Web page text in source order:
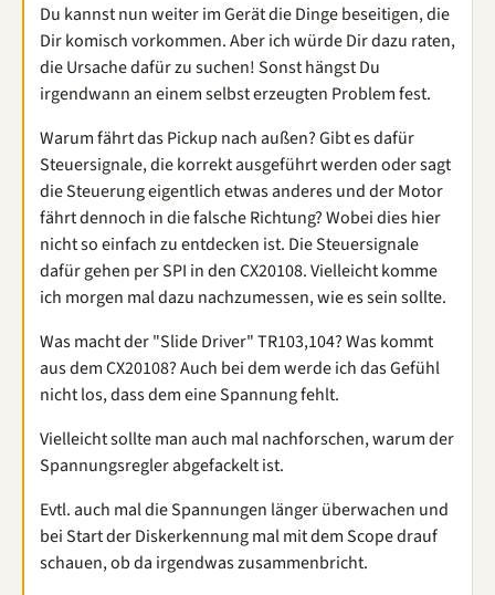
Du kannst nun weiter im Gerät die Dinge beseitigen, die
Dir komisch vorkommen. Aber ich würde Dir dazu raten,
die Ursache dafür zu suchen! Sonst hängst Du
irgendwann an einem selbst erzeugten Problem fest.
Warum fährt das Pickup nach außen? Gibt es dafür
Steuersignale, die korrekt ausgeführt werden oder sagt
die Steuerung eigentlich etwas anderes und der Motor
fährt dennoch in die falsche Richtung? Wobei dies hier
nicht so einfach zu entdecken ist. Die Steuersignale
dafür gehen per SPI in den CX20108. Vielleicht komme
ich morgen mal dazu nachzumessen, wie es sein sollte.
Was macht der "Slide Driver" TR103,104? Was kommt
aus dem CX20108? Auch bei dem werde ich das Gefühl
nicht los, dass dem eine Spannung fehlt.
Vielleicht sollte man auch mal nachforschen, warum der
Spannungsregler abgefackelt ist.
Evtl. auch mal die Spannungen länger überwachen und
bei Start der Diskerkennung mal mit dem Scope drauf
schauen, ob da irgendwas zusammenbricht.